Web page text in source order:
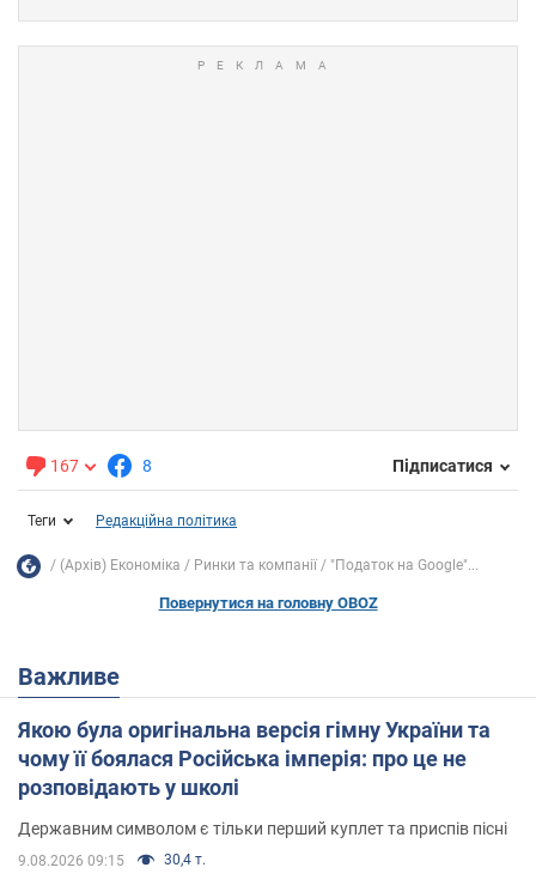
167 8 Підписатися
Теги Редакційна політика
(Архів) Економіка Ринки та компанії "Податок на Google"...
Повернутися на головну OBOZ
Важливе
Якою була оригінальна версія гімну України та
чому її боялася Російська імперія: про це не
розповідають у школі
Державним символом є тільки перший куплет та приспів пісні
9.08.2026 09:15 30,4 т.